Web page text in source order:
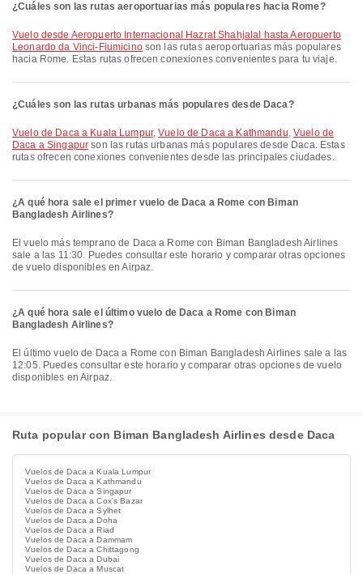
¿Cuáles son las rutas aeroportuarias más populares hacia Rome?
Vuelo desde Aeropuerto Internacional Hazrat Shahjalal hasta Aeropuerto
Leonardo da Vinci-Fiumicinoson las rutas aeroportuarias más populares
hacia Rome. Estas rutas ofrecen conexiones convenientes para tu viaje.
¿Cuáles son las rutas urbanas más populares desde Daca?
Vuelo de Daca a Kuala Lumpur,Vuelo de Daca a Kathmandu, Vuelo de
Daca a Singapur son las rutas urbanas más populares desde Daca. Estas
rutas ofrecen conexiones convenientes desde las principales ciudades.
¿A qué hora sale el primer vuelo de Daca a Rome con Biman
Bangladesh Airlines?
El vuelo más temprano de Daca a Rome con Biman Bangladesh Airlines
sale a las 11:30. Puedes consultar este horario y comparar otras opciones
de vuelo disponibles en Airpaz.
¿A qué hora sale el último vuelo de Daca a Rome con Biman
Bangladesh Airlines?
El último vuelo de Daca a Rome con Biman Bangladesh Airlines sale a las
12:05. Puedes consultar este horario y comparar otras opciones de vuelo
disponibles en Airpaz.
Ruta popular con Biman Bangladesh Airlines desde Daca
Vuelos de Daca a Kuala Lumpur
Vuelos de Daca a Kathmandu
Vuelos de Daca a Singapur
Vuelos de Daca a Cox's Bazar
Vuelos de Daca a Sylhet
Vuelos de Daca a Doha
Vuelos de Daca a Riad
Vuelos de Daca a Dammam
Vuelos de Daca a Chittagong
Vuelos de Daca a Dubai
Vuelos de Daca a Muscat